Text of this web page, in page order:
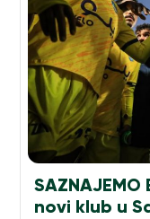
novi klub u